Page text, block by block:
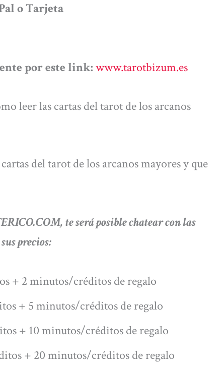
o Tarjeta
por este link:www.tarotbizum.es
leer las cartas del tarot de los arcanos
del tarot de los arcanos mayores y que
te será posible chatear con las
precios:
+ 2 minutos/créditos de regalo
+ 5 minutos/créditos de regalo
+ 10 minutos/créditos de regalo
+ 20 minutos/créditos de regalo